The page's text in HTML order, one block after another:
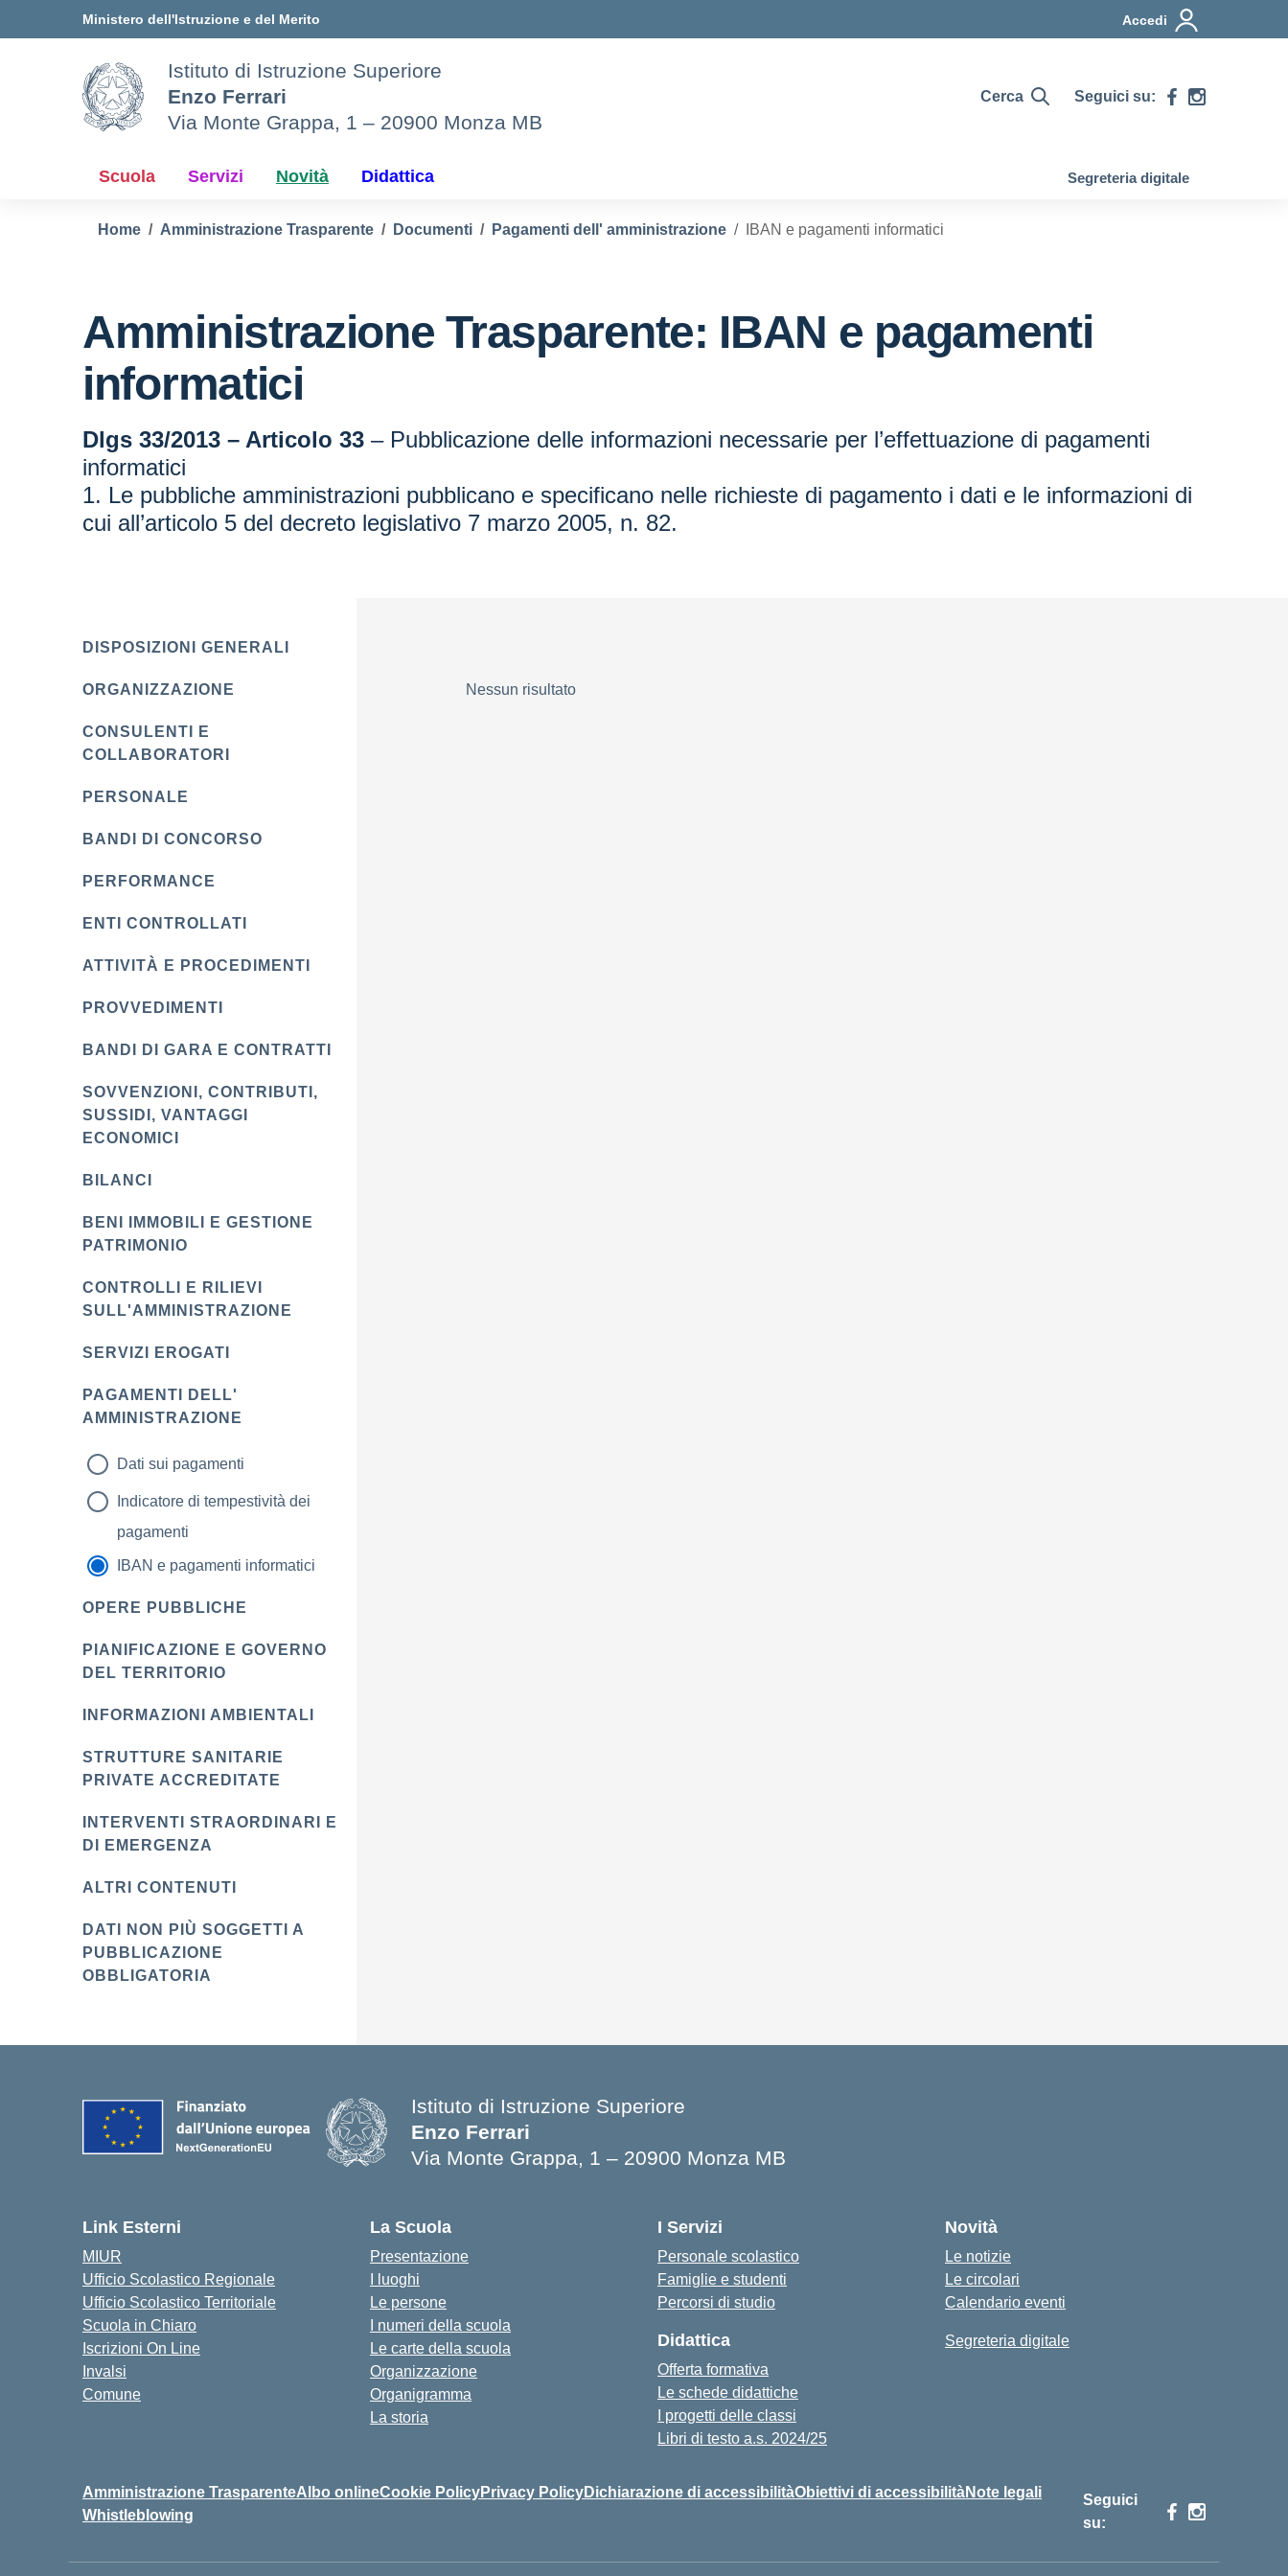
Ministero dell'Istruzione e del Merito Accedi
Istituto di Istruzione Superiore
Enzo Ferrari
Via Monte Grappa, 1 – 20900 Monza MB
Cerca Seguici su:
Scuola Servizi Novità Didattica Segreteria digitale
Home Amministrazione Trasparente Documenti Pagamenti dell' amministrazione IBAN e pagamenti informatici
Amministrazione Trasparente: IBAN e pagamenti
informatici
Dlgs 33/2013 – Articolo 33 – Pubblicazione delle informazioni necessarie per l’effettuazione di pagamenti
informatici
1. Le pubbliche amministrazioni pubblicano e specificano nelle richieste di pagamento i dati e le informazioni di
cui all’articolo 5 del decreto legislativo 7 marzo 2005, n. 82.
DISPOSIZIONI GENERALI
ORGANIZZAZIONE
CONSULENTI E
COLLABORATORI
PERSONALE
BANDI DI CONCORSO
PERFORMANCE
ENTI CONTROLLATI
ATTIVITÀ E PROCEDIMENTI
PROVVEDIMENTI
BANDI DI GARA E CONTRATTI
SOVVENZIONI, CONTRIBUTI,
SUSSIDI, VANTAGGI
ECONOMICI
BILANCI
BENI IMMOBILI E GESTIONE
PATRIMONIO
CONTROLLI E RILIEVI
SULL'AMMINISTRAZIONE
SERVIZI EROGATI
PAGAMENTI DELL'
AMMINISTRAZIONE
Dati sui pagamenti
Indicatore di tempestività dei
pagamenti
IBAN e pagamenti informatici
OPERE PUBBLICHE
PIANIFICAZIONE E GOVERNO
DEL TERRITORIO
INFORMAZIONI AMBIENTALI
STRUTTURE SANITARIE
PRIVATE ACCREDITATE
INTERVENTI STRAORDINARI E
DI EMERGENZA
ALTRI CONTENUTI
DATI NON PIÙ SOGGETTI A
PUBBLICAZIONE
OBBLIGATORIA
Nessun risultato
Istituto di Istruzione Superiore
Enzo Ferrari
Via Monte Grappa, 1 – 20900 Monza MB
Link Esterni
MIUR
Ufficio Scolastico Regionale
Ufficio Scolastico Territoriale
Scuola in Chiaro
Iscrizioni On Line
Invalsi
Comune
La Scuola
Presentazione
I luoghi
Le persone
I numeri della scuola
Le carte della scuola
Organizzazione
Organigramma
La storia
I Servizi
Personale scolastico
Famiglie e studenti
Percorsi di studio
Didattica
Offerta formativa
Le schede didattiche
I progetti delle classi
Libri di testo a.s. 2024/25
Novità
Le notizie
Le circolari
Calendario eventi
Segreteria digitale
Amministrazione TrasparenteAlbo onlineCookie PolicyPrivacy PolicyDichiarazione di accessibilitàObiettivi di accessibilitàNote legali
Whistleblowing
Seguici
su: